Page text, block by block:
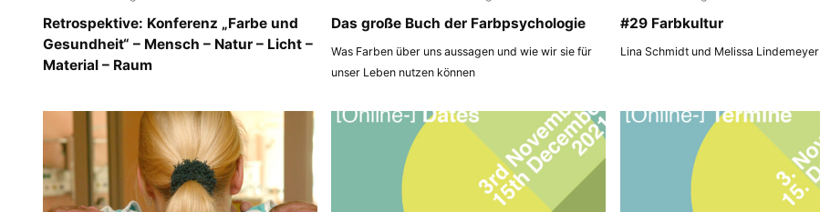
Retrospektive: Konferenz „Farbe und
Gesundheit“ – Mensch – Natur – Licht –
Material – Raum
Das große Buch der Farbpsychologie
Was Farben über uns aussagen und wie wir sie für
unser Leben nutzen können
#29 Farbkultur
Lina Schmidt und Melissa Lindemeyer